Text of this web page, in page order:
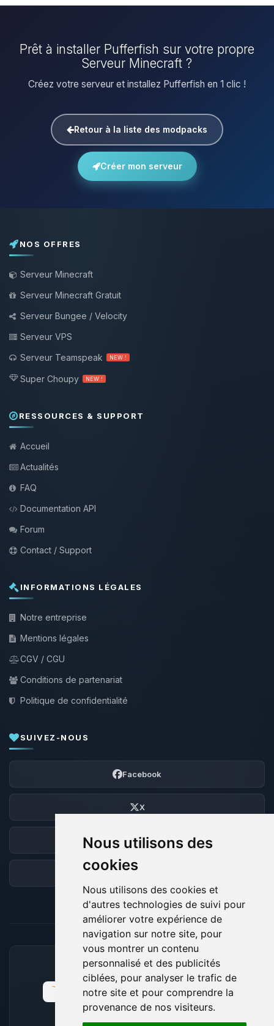
Nous utilisons des
cookies
Nous utilisons des cookies et
d'autres technologies de suivi pour
améliorer votre expérience de
navigation sur notre site, pour
vous montrer un contenu
personnalisé et des publicités
ciblées, pour analyser le trafic de
notre site et pour comprendre la
provenance de nos visiteurs.
Prêt à installer Pufferfish sur votre propre
Serveur Minecraft ?
Créez votre serveur et installez Pufferfish en 1 clic !
Retour à la liste des modpacks
Créer mon serveur
NOS OFFRES
Serveur Minecraft
Serveur Minecraft Gratuit
Serveur Bungee / Velocity
Serveur VPS
Serveur Teamspeak
NEW !
Super Choupy NEW !
RESSOURCES & SUPPORT
Accueil
Actualités
FAQ
Documentation API
Forum
Contact / Support
INFORMATIONS LÉGALES
Notre entreprise
Mentions légales
CGV / CGU
Conditions de partenariat
Politique de confidentialité
SUIVEZ-NOUS
Facebook
X
Discord
Forum
MOYENS DE PAIEMENT ACCEPTÉS